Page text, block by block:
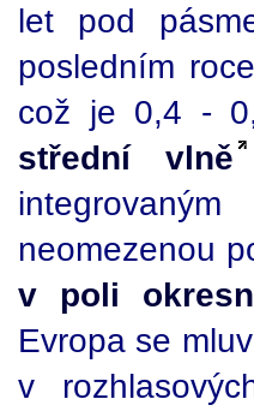
let pod
posledním
což je 0,4 -
střední vlně
neomezenou
v poli
Evropa se
v